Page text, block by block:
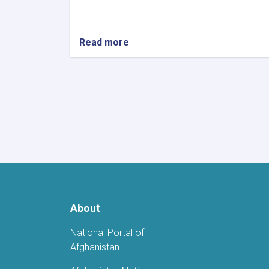
Read more
Nationwide
About
National Portal of
Afghanistan